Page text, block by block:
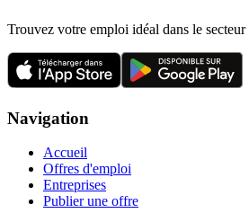
Trouvez votre emploi idéal dans le
Navigation
Accueil
Offres d'emploi
Entreprises
Publier une offre